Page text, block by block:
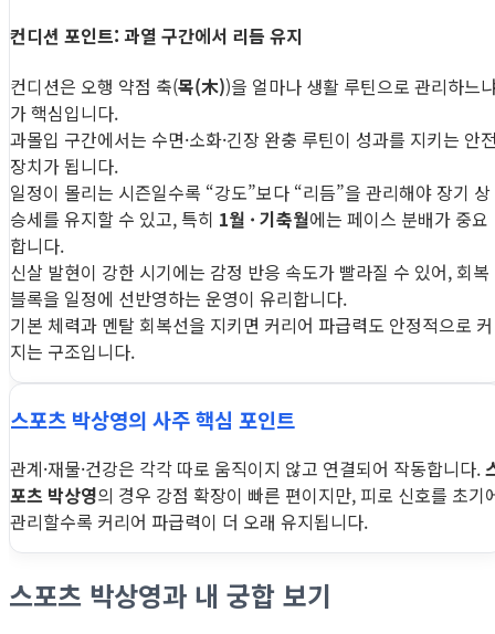
컨디션 포인트: 과열 구간에서 리듬 유지
컨디션은 오행 약점 축(목(木))을 얼마나 생활 루틴으로 관리하느
가 핵심입니다.
과몰입 구간에서는 수면·소화·긴장 완충 루틴이 성과를 지키는 안
장치가 됩니다.
일정이 몰리는 시즌일수록 “강도”보다 “리듬”을 관리해야 장기 상
승세를 유지할 수 있고, 특히 1월 · 기축월에는 페이스 분배가 중요
합니다.
신살 발현이 강한 시기에는 감정 반응 속도가 빨라질 수 있어, 회복
블록을 일정에 선반영하는 운영이 유리합니다.
기본 체력과 멘탈 회복선을 지키면 커리어 파급력도 안정적으로 커
지는 구조입니다.
스포츠 박상영의 사주 핵심 포인트
관계·재물·건강은 각각 따로 움직이지 않고 연결되어 작동합니다.
포츠 박상영의 경우 강점 확장이 빠른 편이지만, 피로 신호를 초기
관리할수록 커리어 파급력이 더 오래 유지됩니다.
스포츠 박상영과 내 궁합 보기